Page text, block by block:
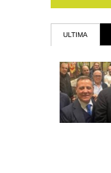
ULTIMA